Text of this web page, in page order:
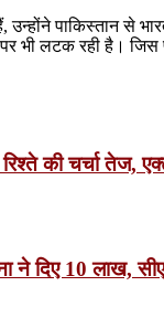
उन्होंने पाकिस्तान से
भी लटक रही है।
की चर्चा तेज,
ने दिए 10 लाख,